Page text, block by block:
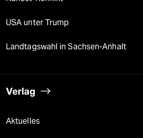
USA unter Trump
Landtagswahl in Sachsen-Anhalt
Verlag
Aktuelles